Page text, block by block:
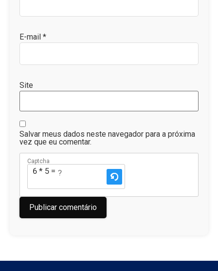
E-mail *
Site
Salvar meus dados neste navegador para a próxima
vez que eu comentar.
Captcha
6 * 5 = ?